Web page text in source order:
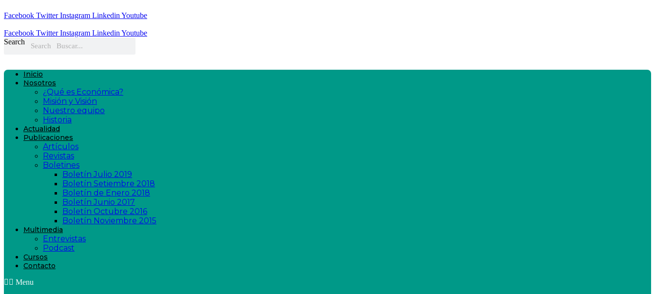
Facebook Twitter Instagram Linkedin Youtube
Facebook Twitter Instagram Linkedin Youtube
Search
Search
Inicio
Nosotros
¿Qué es Económica?
Misión y Visión
Nuestro equipo
Historia
Actualidad
Publicaciones
Artículos
Revistas
Boletines
Boletín Julio 2019
Boletín Setiembre 2018
Boletín de Enero 2018
Boletín Junio 2017
Boletín Octubre 2016
Boletín Noviembre 2015
Multimedia
Entrevistas
Podcast
Cursos
Contacto
Menu